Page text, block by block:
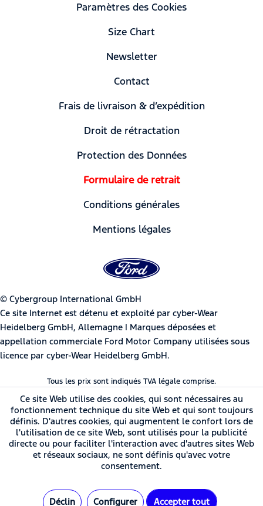
Paramètres des Cookies
Size Chart
Newsletter
Contact
Frais de livraison & d’expédition
Droit de rétractation
Protection des Données
Formulaire de retrait
Conditions générales
Mentions légales
© Cybergroup International GmbH
Ce site Internet est détenu et exploité par cyber-Wear
Heidelberg GmbH, Allemagne | Marques déposées et
appellation commerciale Ford Motor Company utilisées sous
licence par cyber-Wear Heidelberg GmbH.
Tous les prix sont indiqués TVA légale comprise.
Ce site Web utilise des cookies, qui sont nécessaires au
fonctionnement technique du site Web et qui sont toujours
définis. D'autres cookies, qui augmentent le confort lors de
l'utilisation de ce site Web, sont utilisés pour la publicité
directe ou pour faciliter l'interaction avec d'autres sites Web
et réseaux sociaux, ne sont définis qu'avec votre
consentement.
Déclin Configurer Accepter tout